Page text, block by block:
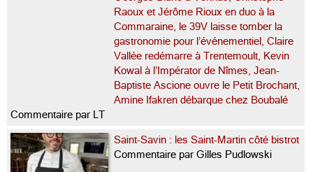
Raoux et Jérôme Rioux en duo à la
Commaraine, le 39V laisse tomber la
gastronomie pour l’événementiel, Claire
Vallée redémarre à Trentemoult, Kevin
Kowal à l’Impérator de Nîmes, Jean-
Baptiste Ascione ouvre le Petit Brochant,
Amine Ifakren débarque chez Boubalé
Commentaire par LT
Saint-Savin : les Saint-Martin côté bistrot
Commentaire par Gilles Pudlowski